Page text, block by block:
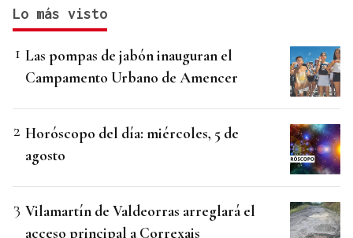
Lo más visto
Las pompas de jabón inauguran el
Campamento Urbano de Amencer
Horóscopo del día: miércoles, 5 de
agosto
Vilamartín de Valdeorras arreglará el
acceso principal a Correxais